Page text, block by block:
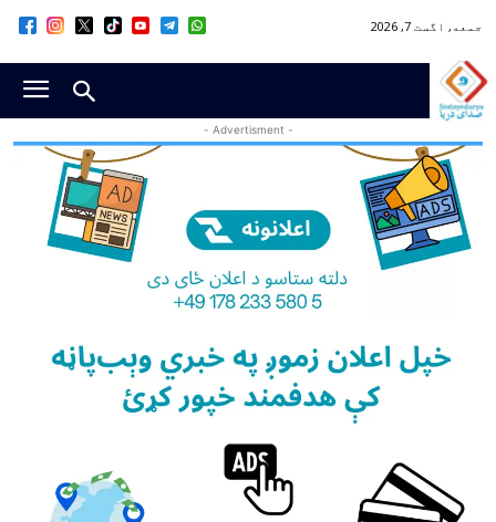
جمعه, اگست 7, 2026
- Advertisment -